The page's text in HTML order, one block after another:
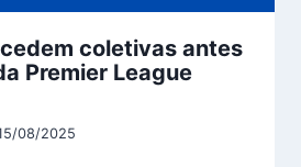
coletivas antes
Premier League
08/2025